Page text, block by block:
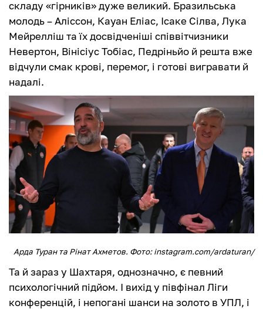
складу «гірників» дуже великий. Бразильська
молодь – Аліссон, Кауан Еліас, Ісаке Сілва, Лука
Мейрелліш та їх досвідченіші співвітчизники
Невертон, Вінісіус Тобіас, Педріньйо й решта вже
відчули смак крові, перемог, і готові вигравати й
надалі.
Арда Туран та Рінат Ахметов. Фото: instagram.com/ardaturan/
Та й зараз у Шахтаря, однозначно, є певний
психологічний підйом. І вихід у півфінал Ліги
конференцій, і непогані шанси на золото в УПЛ, і